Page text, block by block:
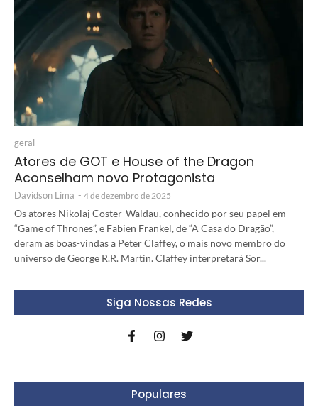
geral
Atores de GOT e House of the Dragon
Aconselham novo Protagonista
Davidson Lima - 4 de dezembro de 2025
Os atores Nikolaj Coster-Waldau, conhecido por seu papel em
“Game of Thrones”, e Fabien Frankel, de “A Casa do Dragão”,
deram as boas-vindas a Peter Claffey, o mais novo membro do
universo de George R.R. Martin. Claffey interpretará Sor...
Siga Nossas Redes
Populares